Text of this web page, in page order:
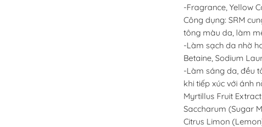
-Fragrance, Yellow
Công dụng: SRM
tông màu da, làm
-Làm sạch da nhờ
Betaine, Sodium
-Làm sáng da, đều
khi tiếp xúc với ánh
Myrtillus Fruit
Saccharum (Sugar
Citrus Limon